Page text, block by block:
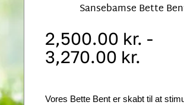
Sansebamse Bette
2,500.00 kr. -
3,270.00 kr.
til
Vores Bette Bent er skabt til at